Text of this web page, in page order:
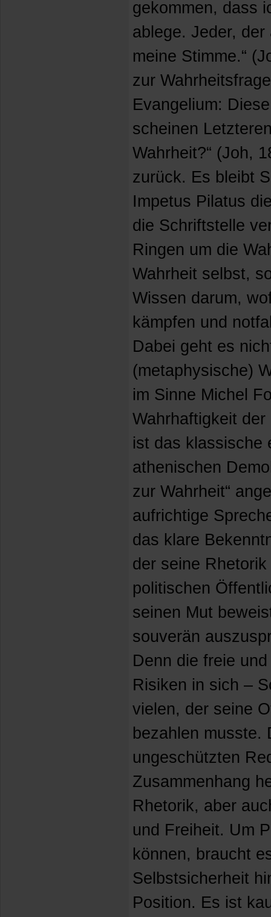
gekommen, dass
ablege. Jeder,
meine Stimme.“
zur
Evangelium:
scheinen
Wahrheit?“ (Joh,
zurück. Es bleibt
Impetus Pilatus
die Schriftstelle
Ringen um die
Wahrheit selbst,
Wissen darum,
kämpfen und
Dabei geht es
(metaphysische)
im Sinne Michel
Wahrhaftigkeit
ist das klassische
athenischen
zur Wahrheit“
aufrichtige
das klare
der seine
politischen
seinen Mut
souverän
Denn die freie
Risiken in sich –
vielen, der seine
bezahlen musste.
ungeschützten
Zusammenhang
Rhetorik, aber
und Freiheit. Um
können, braucht
Selbstsicherheit
Position. Es ist